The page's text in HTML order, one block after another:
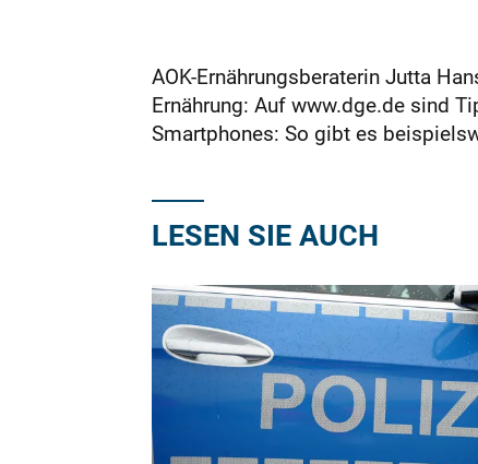
AOK-Ernährungsberaterin Jutta
Ernährung: Auf www.dge.de sind
Smartphones: So gibt es
LESEN SIE AUCH